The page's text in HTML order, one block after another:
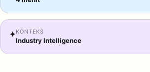
✦KONTEKS
Industry Intelligence